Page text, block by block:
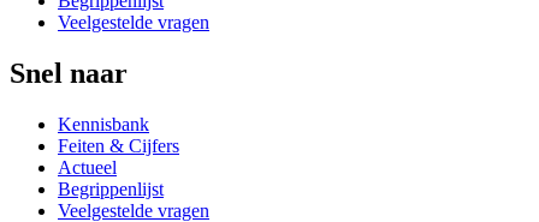
Veelgestelde vragen
Snel naar
Kennisbank
Feiten & Cijfers
Actueel
Begrippenlijst
Veelgestelde vragen